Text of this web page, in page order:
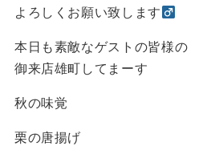
よろしくお願い致します‍
本日も素敵なゲストの皆様の
御来店雄町してまーす
秋の味覚
栗の唐揚げ